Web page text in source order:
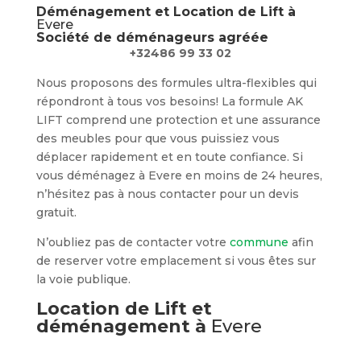
Déménagement et Location de Lift à
Evere
Société de déménageurs agréée
+32486 99 33 02
Nous proposons des formules ultra-flexibles qui
répondront à tous vos besoins! La formule AK
LIFT comprend une protection et une assurance
des meubles pour que vous puissiez vous
déplacer rapidement et en toute confiance. Si
vous déménagez à Evere en moins de 24 heures,
n’hésitez pas à nous contacter pour un devis
gratuit.
N’oubliez pas de contacter votre commune afin
de reserver votre emplacement si vous êtes sur
la voie publique.
Location de Lift et
déménagement à Evere